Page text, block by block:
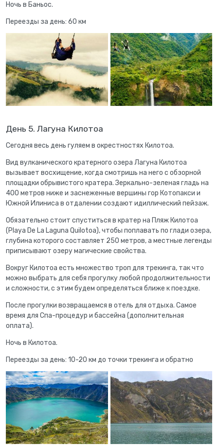
Ночь в Баньос.
Переезды за день: 60 км
День 5. Лагуна Килотоа
Сегодня весь день гуляем в окрестностях Килотоа.
Вид вулканического кратерного озера Лагуна Килотоа
вызывает восхищение, когда смотришь на него с обзорной
площадки обрывистого кратера. Зеркально-зеленая гладь на
400 метров ниже и заснеженные вершины гор Котопакси и
Южной Илиниса в отдалении создают идиллический пейзаж.
Обязательно стоит спуститься в кратер на Пляж Килотоа
(Playa De La Laguna Quilotoa), чтобы поплавать по глади озера,
глубина которого составляет 250 метров, а местные легенды
приписывают озеру магические свойства.
Вокруг Килотоа есть множество троп для трекинга, так что
можно выбрать для себя прогулку любой продолжительности
и сложности, с этим будем определяться ближе к поездке.
После прогулки возвращаемся в отель для отдыха. Самое
время для Спа-процедур и бассейна (дополнительная
оплата).
Ночь в Килотоа.
Переезды за день: 10-20 км до точки трекинга и обратно